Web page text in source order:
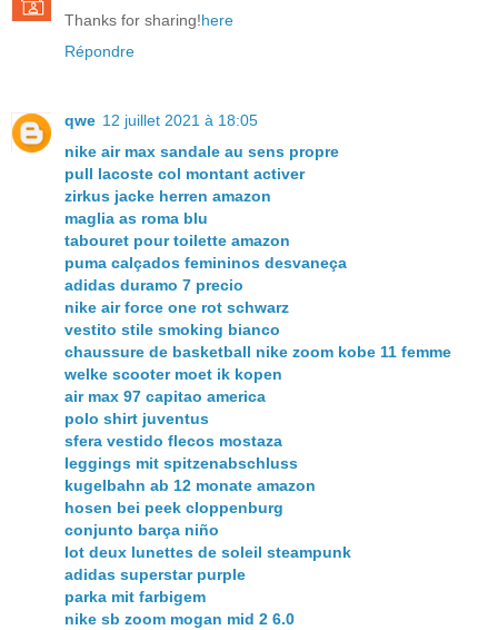
Thanks for sharing!here
Répondre
qwe 12 juillet 2021 à 18:05
nike air max sandale au sens propre
pull lacoste col montant activer
zirkus jacke herren amazon
maglia as roma blu
tabouret pour toilette amazon
puma calçados femininos desvaneça
adidas duramo 7 precio
nike air force one rot schwarz
vestito stile smoking bianco
chaussure de basketball nike zoom kobe 11 femme
welke scooter moet ik kopen
air max 97 capitao america
polo shirt juventus
sfera vestido flecos mostaza
leggings mit spitzenabschluss
kugelbahn ab 12 monate amazon
hosen bei peek cloppenburg
conjunto barça niño
lot deux lunettes de soleil steampunk
adidas superstar purple
parka mit farbigem
nike sb zoom mogan mid 2 6.0